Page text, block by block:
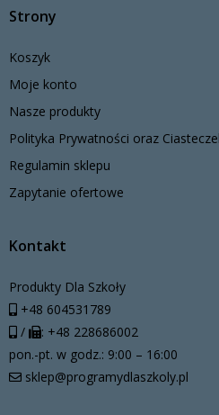
Strony
Koszyk
Moje konto
Nasze produkty
Polityka Prywatności oraz
Regulamin sklepu
Zapytanie ofertowe
Kontakt
Produkty Dla Szkoły
+48 604531789
/
: +48 228686002
pon.-pt. w godz.: 9:00 – 16:00
sklep@programydlaszkoly.pl